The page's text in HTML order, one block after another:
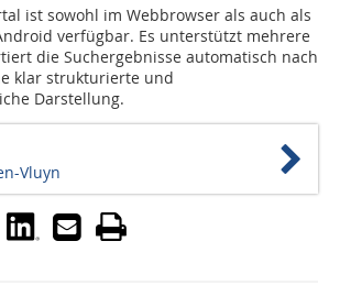
ist sowohl im Webbrowser als auch als
verfügbar. Es unterstützt mehrere
die Suchergebnisse automatisch nach
klar strukturierte und
Darstellung.
Vluyn